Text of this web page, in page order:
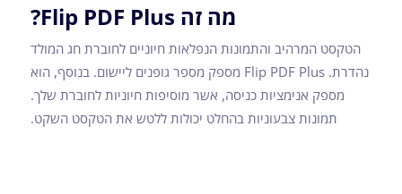
מה זה Flip PDF Plus?
הטקסט המרהיב והתמונות הנפלאות חיוניים לחוברת חג המולד
נהדרת. Flip PDF Plus מספק מספר גופנים ליישום. בנוסף, הוא
מספק אנימציות כניסה, אשר מוסיפות חיוניות לחוברת שלך.
תמונות צבעוניות בהחלט יכולות ללטש את הטקסט השקט.